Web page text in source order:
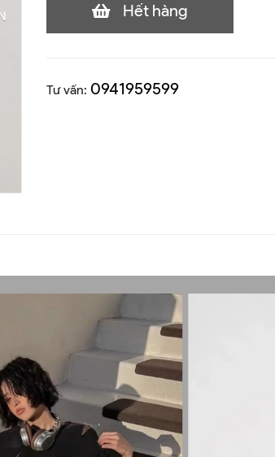
Hết hàng
Tư vấn: 0941959599